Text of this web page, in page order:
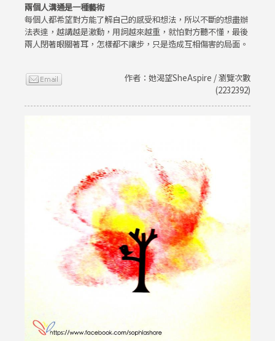
兩個人溝通是一種藝術
每個人都希望對方能了解自己的感受和想法，所以不斷的想盡辦
法表達，越講越是激動，用詞越來越重，就怕對方聽不懂，最後
兩人閉著眼關著耳，怎樣都不讓步，只是造成互相傷害的局面。
作者：她渴望SheAspire / 瀏覽次數
(2232392)